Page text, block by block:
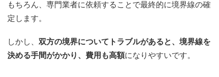
もちろん、専門業者に依頼することで最終的に境界線の確
定します。
しかし、 双方の境界についてトラブルがあると、境界線を
決める手間がかかり、費用も高額になりやすいです。